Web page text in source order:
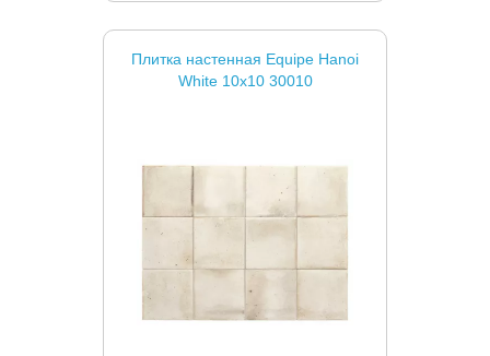
Плитка настенная Equipe Hanoi
White 10x10 30010